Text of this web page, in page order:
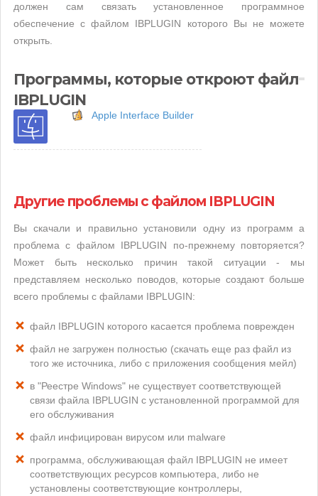
должен сам связать установленное программное
обеспечение с файлом IBPLUGIN которого Вы не можете
открыть.
Программы, которые откроют файл
IBPLUGIN
Apple Interface Builder
Другие проблемы с файлом IBPLUGIN
Вы скачали и правильно установили одну из программ а
проблема с файлом IBPLUGIN по-прежнему повторяется?
Может быть несколько причин такой ситуации - мы
представляем несколько поводов, которые создают больше
всего проблемы с файлами IBPLUGIN:
файл IBPLUGIN которого касается проблема поврежден
файл не загружен полностью (скачать еще раз файл из
того же источника, либо с приложения сообщения мейл)
в "Реестре Windows" не существует соответствующей
связи файла IBPLUGIN с установленной программой для
его обслуживания
файл инфицирован вирусом или malware
программа, обслуживающая файл IBPLUGIN не имеет
соответствующих ресурсов компьютера, либо не
установлены соответствующие контроллеры,